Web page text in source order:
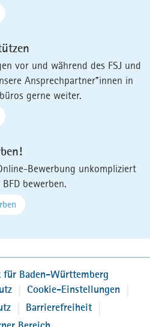
vor und während des FSJ und
Ansprechpartner*innen in
gerne weiter.
Bewerbung unkompliziert
bewerben.
Baden-Württemberg
Cookie-Einstellungen
Barrierefreiheit